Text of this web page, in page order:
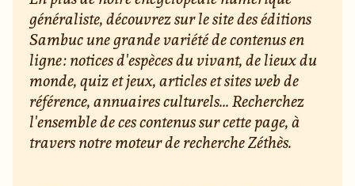
généraliste, découvrez sur le site des éditions
Sambuc une grande variété de contenus en
ligne : notices d'espèces du vivant, de lieux du
monde, quiz et jeux, articles et sites web de
référence, annuaires culturels... Recherchez
l'ensemble de ces contenus sur cette page, à
travers notre moteur de recherche Zéthès.